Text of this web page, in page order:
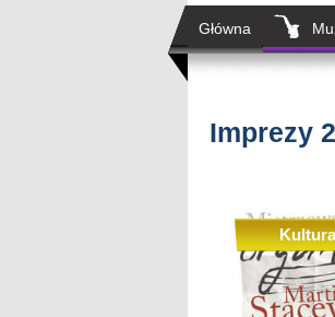
Główna
Imprezy
Kultura